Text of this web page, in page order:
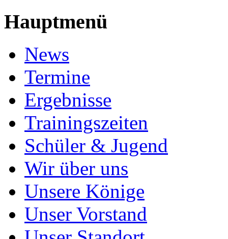
Hauptmenü
News
Termine
Ergebnisse
Trainingszeiten
Schüler & Jugend
Wir über uns
Unsere Könige
Unser Vorstand